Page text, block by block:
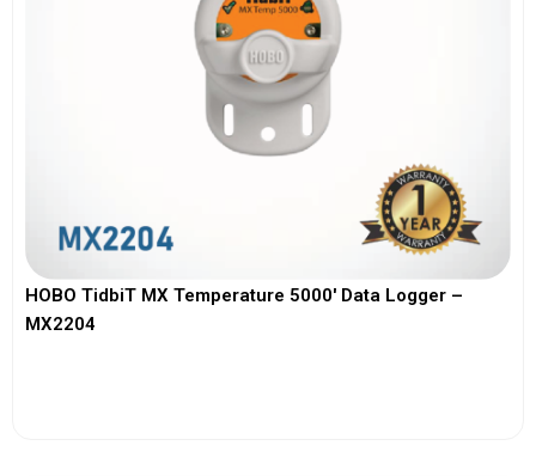
HOBO TidbiT MX Temperature 5000′ Data Logger –
MX2204